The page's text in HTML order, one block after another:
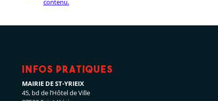
Infos pratiques
MAIRIE DE ST-YRIEIX
45, bd de l’Hôtel de Ville